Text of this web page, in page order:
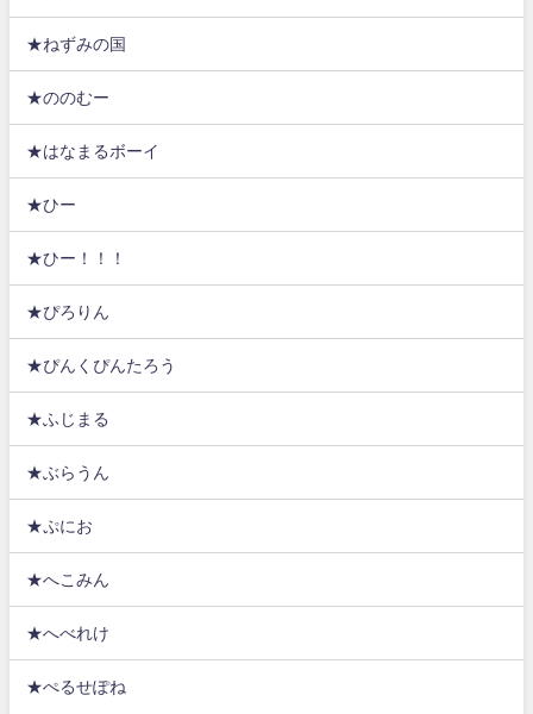
★ねずみの国
★ののむー
★はなまるボーイ
★ひー
★ひー！！！
★ぴろりん
★ぴんくぴんたろう
★ふじまる
★ぶらうん
★ぷにお
★へこみん
★へべれけ
★ぺるせぽね